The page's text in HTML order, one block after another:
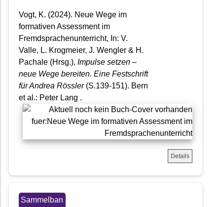
Vogt, K. (2024). Neue Wege im
formativen Assessment im
Fremdsprachenunterricht, In: V.
Valle, L. Krogmeier, J. Wengler & H.
Pachale (Hrsg.), Impulse setzen –
neue Wege bereiten. Eine Festschrift
für Andrea Rössler(S.139-151). Bern
et al.: Peter Lang .
Details
Sammelban